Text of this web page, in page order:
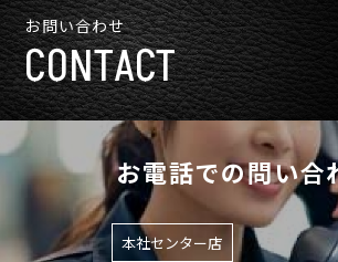
お問い合わせ
CONTACT
お電話での問い合
本社センター店